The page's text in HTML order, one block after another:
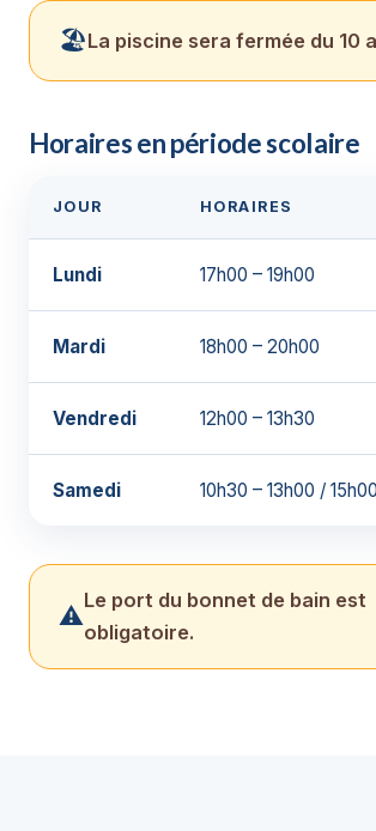
🏖️La piscine sera fermée du 10
Horaires en période scolaire
JOUR HORAIRES
Lundi 17h00 – 19h00
Mardi 18h00 – 20h00
Vendredi 12h00 – 13h30
Samedi 10h30 – 13h00 /
⚠️
Le port du bonnet de bain est
obligatoire.